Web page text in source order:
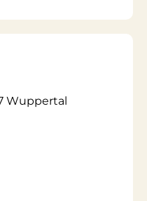
Wuppertal